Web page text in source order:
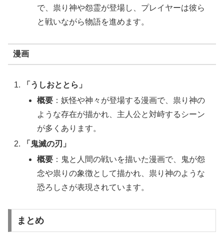
で、祟り神や怨霊が登場し、プレイヤーは彼ら
と戦いながら物語を進めます。
漫画
「うしおととら」
概要 ：妖怪や神々が登場する漫画で、祟り神の
ような存在が描かれ、主人公と対峙するシーン
が多くあります。
「鬼滅の刃」
概要 ：鬼と人間の戦いを描いた漫画で、鬼が怨
念や祟りの象徴として描かれ、祟り神のような
恐ろしさが表現されています。
まとめ